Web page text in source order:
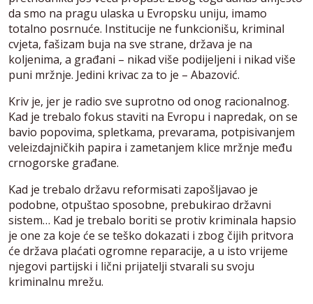
da smo na pragu ulaska u Evropsku uniju, imamo
totalno posrnuće. Institucije ne funkcionišu, kriminal
cvjeta, fašizam buja na sve strane, država je na
koljenima, a građani – nikad više podijeljeni i nikad više
puni mržnje. Jedini krivac za to je – Abazović.
Kriv je, jer je radio sve suprotno od onog racionalnog.
Kad je trebalo fokus staviti na Evropu i napredak, on se
bavio popovima, spletkama, prevarama, potpisivanjem
veleizdajničkih papira i zametanjem klice mržnje među
crnogorske građane.
Kad je trebalo državu reformisati zapošljavao je
podobne, otpuštao sposobne, prebukirao državni
sistem… Kad je trebalo boriti se protiv kriminala hapsio
je one za koje će se teško dokazati i zbog čijih pritvora
će država plaćati ogromne reparacije, a u isto vrijeme
njegovi partijski i lični prijatelji stvarali su svoju
kriminalnu mrežu.